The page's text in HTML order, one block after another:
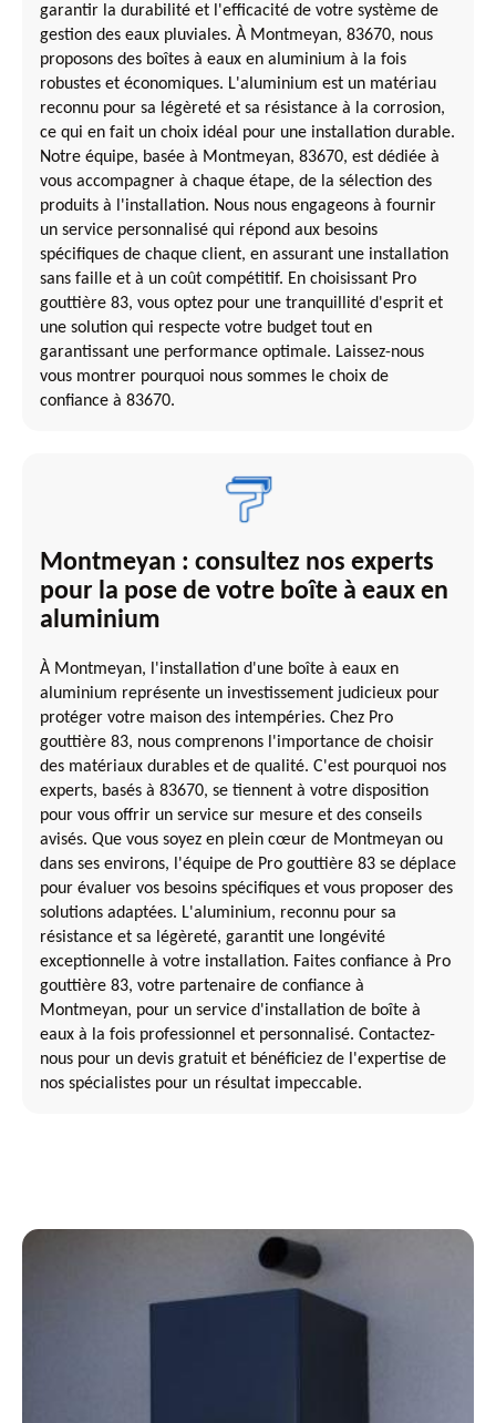
garantir la durabilité et l'efficacité de votre système de
gestion des eaux pluviales. À Montmeyan, 83670, nous
proposons des boîtes à eaux en aluminium à la fois
robustes et économiques. L'aluminium est un matériau
reconnu pour sa légèreté et sa résistance à la corrosion,
ce qui en fait un choix idéal pour une installation durable.
Notre équipe, basée à Montmeyan, 83670, est dédiée à
vous accompagner à chaque étape, de la sélection des
produits à l'installation. Nous nous engageons à fournir
un service personnalisé qui répond aux besoins
spécifiques de chaque client, en assurant une installation
sans faille et à un coût compétitif. En choisissant Pro
gouttière 83, vous optez pour une tranquillité d'esprit et
une solution qui respecte votre budget tout en
garantissant une performance optimale. Laissez-nous
vous montrer pourquoi nous sommes le choix de
confiance à 83670.
Montmeyan : consultez nos experts
pour la pose de votre boîte à eaux en
aluminium
À Montmeyan, l'installation d'une boîte à eaux en
aluminium représente un investissement judicieux pour
protéger votre maison des intempéries. Chez Pro
gouttière 83, nous comprenons l'importance de choisir
des matériaux durables et de qualité. C'est pourquoi nos
experts, basés à 83670, se tiennent à votre disposition
pour vous offrir un service sur mesure et des conseils
avisés. Que vous soyez en plein cœur de Montmeyan ou
dans ses environs, l'équipe de Pro gouttière 83 se déplace
pour évaluer vos besoins spécifiques et vous proposer des
solutions adaptées. L'aluminium, reconnu pour sa
résistance et sa légèreté, garantit une longévité
exceptionnelle à votre installation. Faites confiance à Pro
gouttière 83, votre partenaire de confiance à
Montmeyan, pour un service d'installation de boîte à
eaux à la fois professionnel et personnalisé. Contactez-
nous pour un devis gratuit et bénéficiez de l'expertise de
nos spécialistes pour un résultat impeccable.